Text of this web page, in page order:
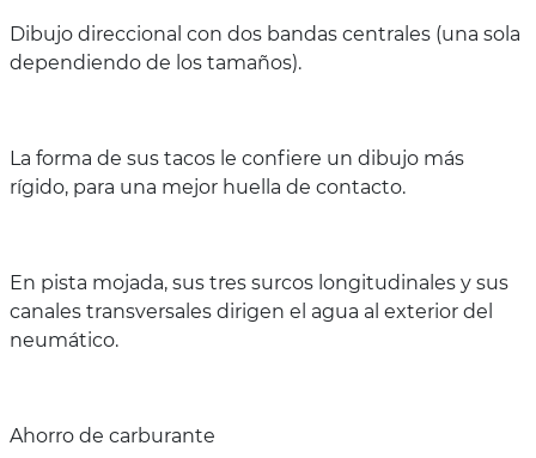
Dibujo direccional con dos bandas centrales (una sola
dependiendo de los tamaños).
La forma de sus tacos le confiere un dibujo más
rígido, para una mejor huella de contacto.
En pista mojada, sus tres surcos longitudinales y sus
canales transversales dirigen el agua al exterior del
neumático.
Ahorro de carburante